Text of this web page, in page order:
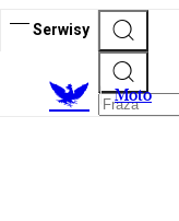
Serwisy
Moto